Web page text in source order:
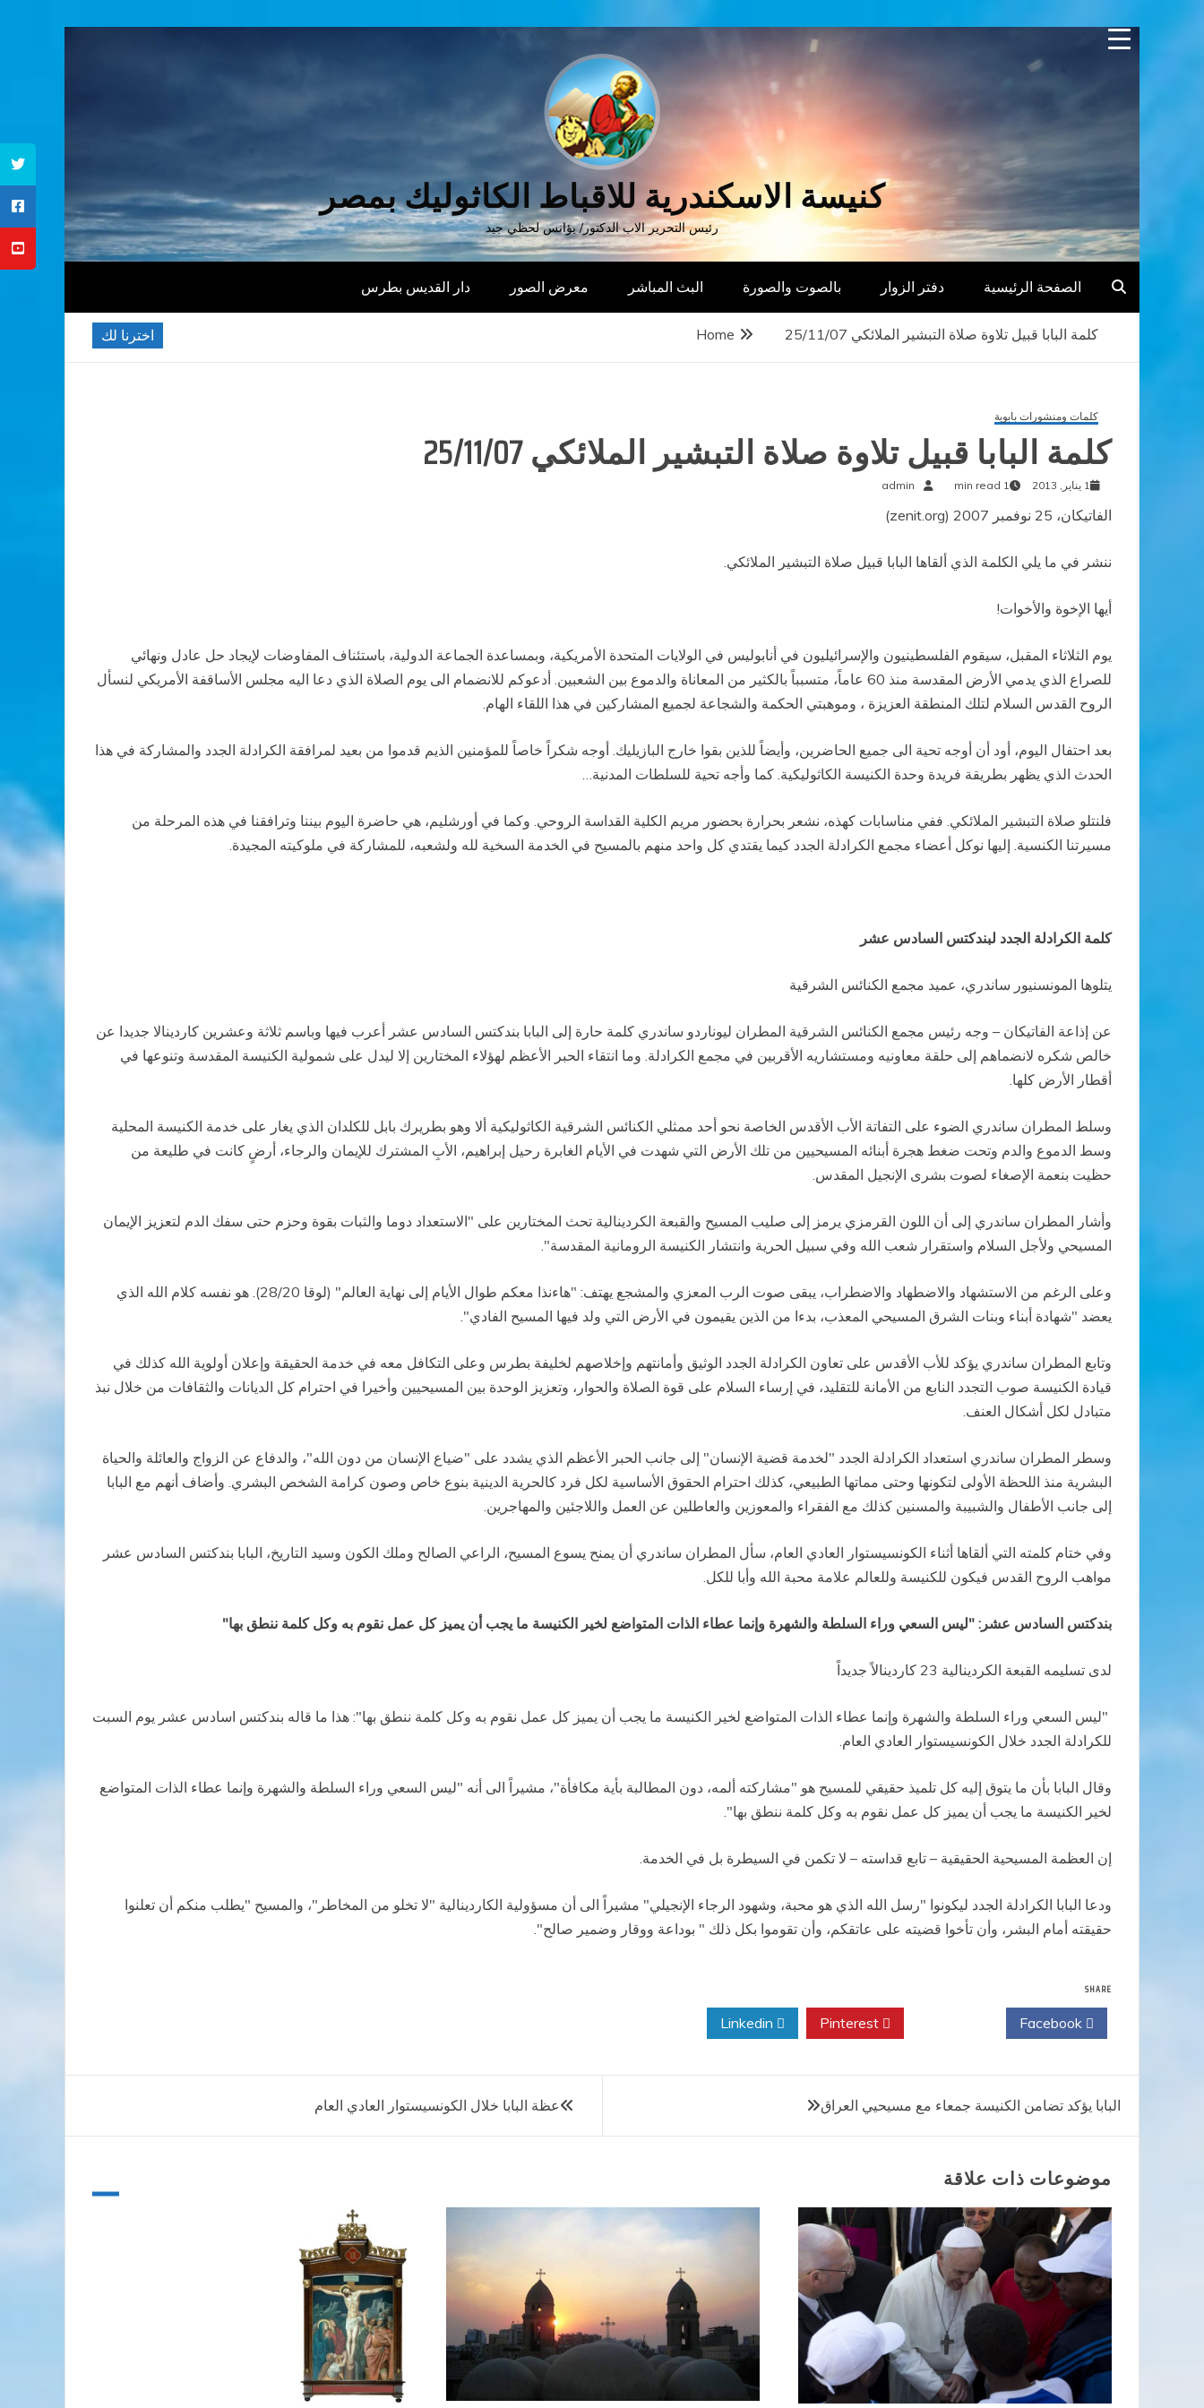
Skip
كنيسة الاسكندرية للاقباط الكاثوليك بمصر
رئيس التحرير الاب الدكتور/ يؤانس لحظي جيد
الصفحة الرئيسية دفتر الزوار بالصوت والصورة البث المباشر معرض الصور دار القديس بطرس
اخترنا لك Home كلمة البابا قبيل تلاوة صلاة التبشير الملائكي 25/11/07
كلمات ومنشورات بابوية
كلمة البابا قبيل تلاوة صلاة التبشير الملائكي 25/11/07
1 يناير, 2013 1 min read
admin
الفاتيكان، 25 نوفمبر 2007 (zenit.org)
ننشر في ما يلي الكلمة الذي ألقاها البابا قبيل صلاة التبشير الملائكي.
أيها الإخوة والأخوات!
يوم الثلاثاء المقبل، سيقوم الفلسطينيون والإسرائيليون في أنابوليس في الولايات المتحدة الأمريكية، وبمساعدة الجماعة الدولية، باستئناف المفاوضات لإيجاد حل عادل ونهائي
للصراع الذي يدمي الأرض المقدسة منذ 60 عاماً، متسبباً بالكثير من المعاناة والدموع بين الشعبين. أدعوكم للانضمام الى يوم الصلاة الذي دعا اليه مجلس الأساقفة الأمريكي لنسأل
الروح القدس السلام لتلك المنطقة العزيزة ، وموهبتي الحكمة والشجاعة لجميع المشاركين في هذا اللقاء الهام.
بعد احتفال اليوم، أود أن أوجه تحية الى جميع الحاضرين، وأيضاً للذين بقوا خارج البازيليك. أوجه شكراً خاصاً للمؤمنين الذيم قدموا من بعيد لمرافقة الكرادلة الجدد والمشاركة في هذا
الحدث الذي يظهر بطريقة فريدة وحدة الكنيسة الكاثوليكية. كما وأجه تحية للسلطات المدنية…
فلنتلو صلاة التبشير الملائكي. ففي مناسابات كهذه، نشعر بحرارة بحضور مريم الكلية القداسة الروحي. وكما في أورشليم، هي حاضرة اليوم بيننا وترافقنا في هذه المرحلة من
مسيرتنا الكنسية. إليها نوكل أعضاء مجمع الكرادلة الجدد كيما يقتدي كل واحد منهم بالمسيح في الخدمة السخية لله ولشعبه، للمشاركة في ملوكيته المجيدة.
كلمة الكرادلة الجدد لبندكتس السادس عشر
يتلوها المونسنيور ساندري، عميد مجمع الكنائس الشرقية
عن إذاعة الفاتيكان – وجه رئيس مجمع الكنائس الشرقية المطران ليوناردو ساندري كلمة حارة إلى البابا بندكتس السادس عشر أعرب فيها وباسم ثلاثة وعشرين كاردينالا جديدا عن
خالص شكره لانضماهم إلى حلقة معاونيه ومستشاريه الأقربين في مجمع الكرادلة. وما انتقاء الحبر الأعظم لهؤلاء المختارين إلا ليدل على شمولية الكنيسة المقدسة وتنوعها في
أقطار الأرض كلها.
وسلط المطران ساندري الضوء على التفاتة الأب الأقدس الخاصة نحو أحد ممثلي الكنائس الشرقية الكاثوليكية ألا وهو بطريرك بابل للكلدان الذي يغار على خدمة الكنيسة المحلية
وسط الدموع والدم وتحت ضغط هجرة أبنائه المسيحيين من تلك الأرض التي شهدت في الأيام الغابرة رحيل إبراهيم، الأبِ المشترك للإيمان والرجاء، أرضٍ كانت في طليعة من
حظيت بنعمة الإصغاء لصوت بشرى الإنجيل المقدس.
وأشار المطران ساندري إلى أن اللون القرمزي يرمز إلى صليب المسيح والقبعة الكردينالية تحث المختارين على "الاستعداد دوما والثبات بقوة وحزم حتى سفك الدم لتعزيز الإيمان
المسيحي ولأجل السلام واستقرار شعب الله وفي سبيل الحرية وانتشار الكنيسة الرومانية المقدسة".
وعلى الرغم من الاستشهاد والاضطهاد والاضطراب، يبقى صوت الرب المعزي والمشجع يهتف: "هاءنذا معكم طوال الأيام إلى نهاية العالم" (لوقا 28/20). هو نفسه كلام الله الذي
يعضد "شهادة أبناء وبنات الشرق المسيحي المعذب، بدءا من الذين يقيمون في الأرض التي ولد فيها المسيح الفادي".
وتابع المطران ساندري يؤكد للأب الأقدس على تعاون الكرادلة الجدد الوثيق وأمانتهم وإخلاصهم لخليفة بطرس وعلى التكافل معه في خدمة الحقيقة وإعلان أولوية الله كذلك في
قيادة الكنيسة صوب التجدد النابع من الأمانة للتقليد، في إرساء السلام على قوة الصلاة والحوار، وتعزيز الوحدة بين المسيحيين وأخيرا في احترام كل الديانات والثقافات من خلال نبذ
متبادل لكل أشكال العنف.
وسطر المطران ساندري استعداد الكرادلة الجدد "لخدمة قضية الإنسان" إلى جانب الحبر الأعظم الذي يشدد على "ضياع الإنسان من دون الله"، والدفاع عن الزواج والعائلة والحياة
البشرية منذ اللحظة الأولى لتكونها وحتى مماتها الطبيعي، كذلك احترام الحقوق الأساسية لكل فرد كالحرية الدينية بنوع خاص وصون كرامة الشخص البشري. وأضاف أنهم مع البابا
إلى جانب الأطفال والشبيبة والمسنين كذلك مع الفقراء والمعوزين والعاطلين عن العمل واللاجئين والمهاجرين.
وفي ختام كلمته التي ألقاها أثناء الكونسيستوار العادي العام، سأل المطران ساندري أن يمنح يسوع المسيح، الراعي الصالح وملك الكون وسيد التاريخ، البابا بندكتس السادس عشر
مواهب الروح القدس فيكون للكنيسة وللعالم علامة محبة الله وأبا للكل.
بندكتس السادس عشر: "ليس السعي وراء السلطة والشهرة وإنما عطاء الذات المتواضع لخير الكنيسة ما يجب أن يميز كل عمل نقوم به وكل كلمة ننطق بها"
لدى تسليمه القبعة الكردينالية 23 كاردينالاً جديداً
"ليس السعي وراء السلطة والشهرة وإنما عطاء الذات المتواضع لخير الكنيسة ما يجب أن يميز كل عمل نقوم به وكل كلمة ننطق بها": هذا ما قاله بندكتس اسادس عشر يوم السبت
للكرادلة الجدد خلال الكونسيستوار العادي العام.
وقال البابا بأن ما يتوق إليه كل تلميذ حقيقي للمسيح هو "مشاركته ألمه، دون المطالبة بأية مكافأة"، مشيراً الى أنه "ليس السعي وراء السلطة والشهرة وإنما عطاء الذات المتواضع
لخير الكنيسة ما يجب أن يميز كل عمل نقوم به وكل كلمة ننطق بها".
إن العظمة المسيحية الحقيقية – تابع قداسته – لا تكمن في السيطرة بل في الخدمة.
ودعا البابا الكرادلة الجدد ليكونوا "رسل الله الذي هو محبة، وشهود الرجاء الإنجيلي" مشيراً الى أن مسؤولية الكاردينالية "لا تخلو من المخاطر"، والمسيح "يطلب منكم أن تعلنوا
حقيقته أمام البشر، وأن تأخوا قضيته على عاتقكم، وأن تقوموا بكل ذلك " بوداعة ووقار وضمير صالح".
SHARE
تصفّح
المقالات
عظة البابا خلال الكونسيستوار العادي العام البابا يؤكد تضامن الكنيسة جمعاء مع مسيحيي العراق
موضوعات ذات علاقة